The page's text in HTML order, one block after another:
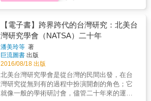
載，成為一個臺灣妖怪與怪談目錄。 & 本書目
般民眾。 2. 有志創造出臺灣的奇幻世界觀的創
作者可以當作參考書。 3. 適合十二歲以上的讀
者閱讀。 4. 研究臺灣風俗與歷史的研究者作為
參考書、目錄書。 5. 教育界可以拿來作為教材
使用。
往事，彷彿領受一本珍藏多年的常民生活歷
花、馬賽克磁磚、水泥花磚、磨石子
&hellip;&hellip;，早年曾是台灣民居最美的元素
之一，可惜隨著老匠人的凋零與轉行，至今已
少有人可體會那份堅毅執著的職人手藝與精
神。作者特別訪問了這群老屋背後的無名英
雄，試圖紀錄台灣珍貴的傳統工藝，探索更多
屬於這個城市與人的故事，也讓我們更接近那
個充滿鐵花窗與水泥花磚的建築年代！ 全台老
去尋找？曾經的記憶和感情，在哪裡安身立
命？ 本書透過作者和繪者細膩的手眼，重現曾
經存在於臺灣土地上各式經典建築鮮明的色彩
和故事，從住宅、餐廳、戲院、百貨到各種公
共設施，帶領我們回到一百多年前的臺灣，一
覽那些已經消失、但曾經存在於這塊土地上的
建築肖像，重溫久遠以前臺灣城鄉的莊嚴與典
雅。 本書特色 一座座消失的臺灣經典建築身影
躍然紙上，搭配近兩百幅插畫家鄭培哲以明信
【電子書】跨界跨代的台灣研究：北美台
灣研究學會（NATSA）二十年
潘美玲等 著
巨流圖書 出版
2016/08/18 出版
北美台灣研究學會是從台灣的民間出發，在台
灣研究從無到有的過程中扮演開創的角色；它
就像一般的學術研討會，儘管二十年來的運作